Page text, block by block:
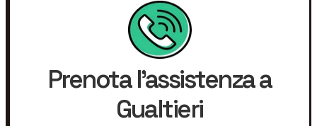
Prenota l'assistenza a
Gualtieri